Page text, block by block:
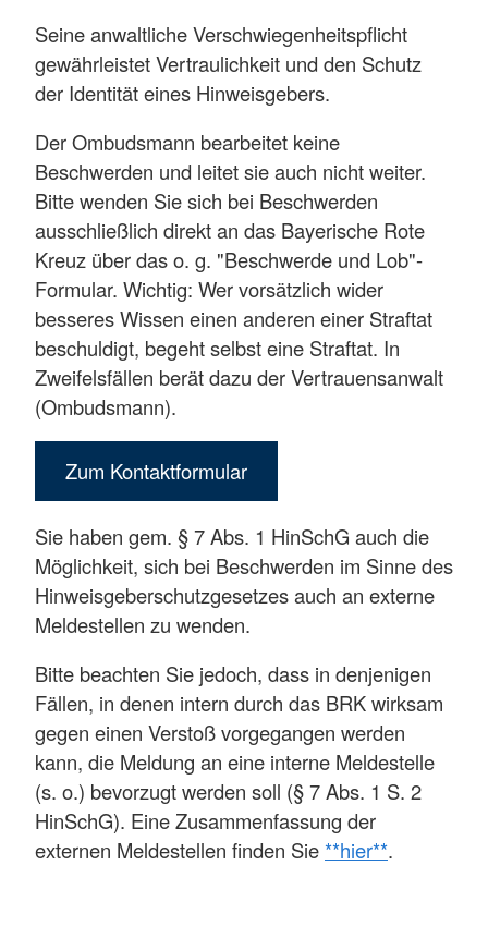
Seine anwaltliche Verschwiegenheitspflicht
gewährleistet Vertraulichkeit und den Schutz
der Identität eines Hinweisgebers.
Der Ombudsmann bearbeitet keine
Beschwerden und leitet sie auch nicht weiter.
Bitte wenden Sie sich bei Beschwerden
ausschließlich direkt an das Bayerische Rote
Kreuz über das o. g. "Beschwerde und Lob"-
Formular. Wichtig: Wer vorsätzlich wider
besseres Wissen einen anderen einer Straftat
beschuldigt, begeht selbst eine Straftat. In
Zweifelsfällen berät dazu der Vertrauensanwalt
(Ombudsmann).
Zum Kontaktformular
Sie haben gem. § 7 Abs. 1 HinSchG auch die
Möglichkeit, sich bei Beschwerden im Sinne des
Hinweisgeberschutzgesetzes auch an externe
Meldestellen zu wenden.
Bitte beachten Sie jedoch, dass in denjenigen
Fällen, in denen intern durch das BRK wirksam
gegen einen Verstoß vorgegangen werden
kann, die Meldung an eine interne Meldestelle
(s. o.) bevorzugt werden soll (§ 7 Abs. 1 S. 2
HinSchG). Eine Zusammenfassung der
externen Meldestellen finden Sie**hier**.